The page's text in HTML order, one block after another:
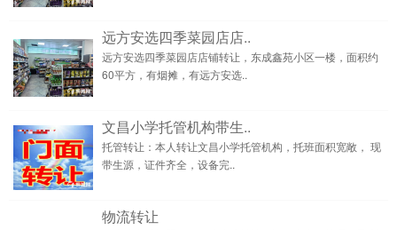
远方安选四季菜园店店..
远方安选四季菜园店店铺转让，东成鑫苑小区一楼，面积约
60平方，有烟摊，有远方安选..
文昌小学托管机构带生..
托管转让：本人转让文昌小学托管机构，托班面积宽敞， 现
带生源，证件齐全，设备完..
物流转让